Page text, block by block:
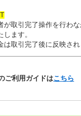
が取引完了操作を行わ
します。
は取引完了後に反映さ
ご利用ガイドはこちら